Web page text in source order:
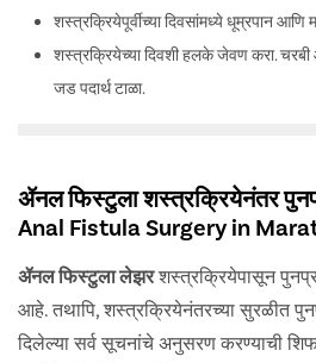
शस्त्रक्रियेपूर्वीच्या दिवसांमध्ये धूम्रपान आणि
शस्त्रक्रियेच्या दिवशी हलके जेवण करा.
जड पदार्थ टाळा.
ॲनल फिस्टुला शस्त्रक्रियेनंतर
Anal Fistula Surgery in
ॲनल फिस्टुला लेझरशस्त्रक्रियेपासून
आहे. तथापि, शस्त्रक्रियेनंतरच्या सुरळीत
दिलेल्या सर्व सूचनांचे अनुसरण करण्याची